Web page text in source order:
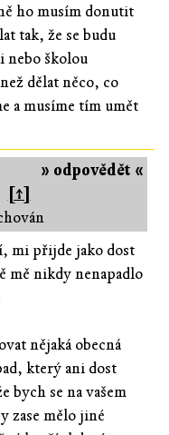
ho musím donutit
tak, že se budu
nebo školou
dělat něco, co
a musíme tím umět
» odpovědět «
[↑]
mi přijde jako dost
mě nikdy nenapadlo
nějaká obecná
který ani dost
bych se na vašem
zase mělo jiné